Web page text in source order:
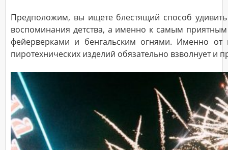
Предположим, вы ищете блестящий способ удивить
воспоминания детства, а именно к самым
фейерверками и бенгальским огнями. Именно от
пиротехнических изделий обязательно взволнует и
ДОСТАВКА
Адрес
(город,
улица,
квартира),
время
доставки*
ВАЖНО!
Заказ